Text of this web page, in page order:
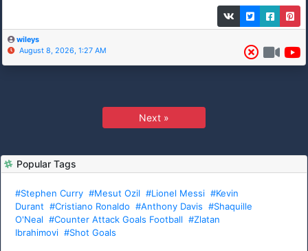
wileys
August 8, 2026, 1:27 AM
Next »
Popular Tags
#Stephen Curry #Mesut Ozil #Lionel Messi #Kevin
Durant #Cristiano Ronaldo #Anthony Davis #Shaquille
O'Neal #Counter Attack Goals Football #Zlatan
Ibrahimovi #Shot Goals